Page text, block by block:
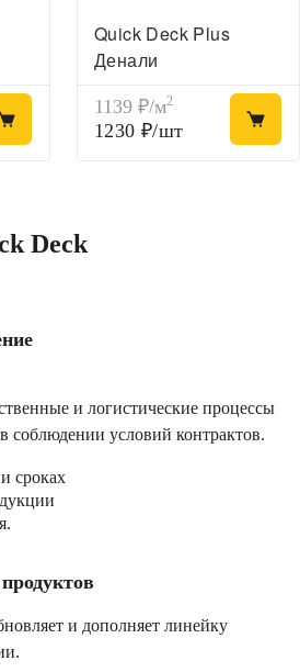
Quick Deck Plus
Денали
1139 ₽/м2
1230 ₽/шт
Deck
и логистические процессы
соблюдении условий контрактов.
сроках
и дополняет линейку